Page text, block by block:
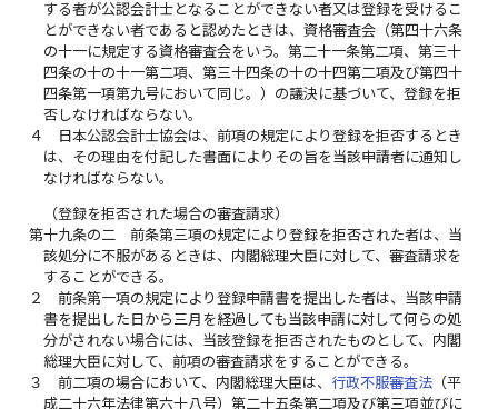
する者が公認会計士となることができない者又は登録を受けるこ
とができない者であると認めたときは、資格審査会（第四十六条
の十一に規定する資格審査会をいう。第二十一条第二項、第三十
四条の十の十一第二項、第三十四条の十の十四第二項及び第四十
四条第一項第九号において同じ。）の議決に基づいて、登録を拒
否しなければならない。
４
日本公認会計士協会は、前項の規定により登録を拒否するとき
は、その理由を付記した書面によりその旨を当該申請者に通知し
なければならない。
（登録を拒否された場合の審査請求）
第十九条の二
前条第三項の規定により登録を拒否された者は、当
該処分に不服があるときは、内閣総理大臣に対して、審査請求を
することができる。
２
前条第一項の規定により登録申請書を提出した者は、当該申請
書を提出した日から三月を経過しても当該申請に対して何らの処
分がされない場合には、当該登録を拒否されたものとして、内閣
総理大臣に対して、前項の審査請求をすることができる。
３
前二項の場合において、内閣総理大臣は、 行政不服審査法 （平
成二十六年法律第六十八号）第二十五条第二項及び第三項並びに